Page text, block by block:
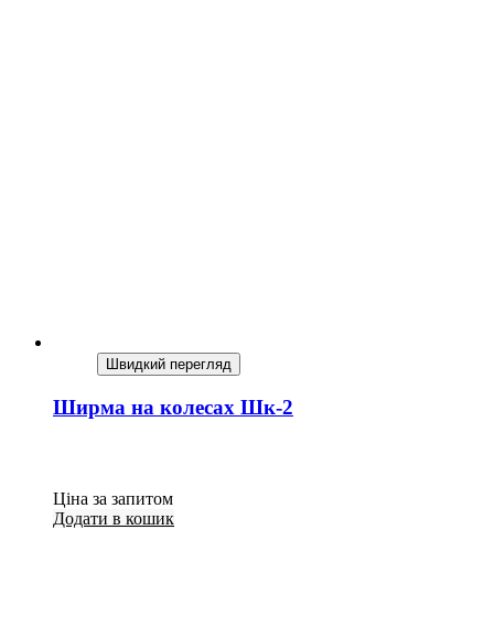
Швидкий перегляд
Ширма на колесах Шк-2
Ціна за запитом
Додати в кошик